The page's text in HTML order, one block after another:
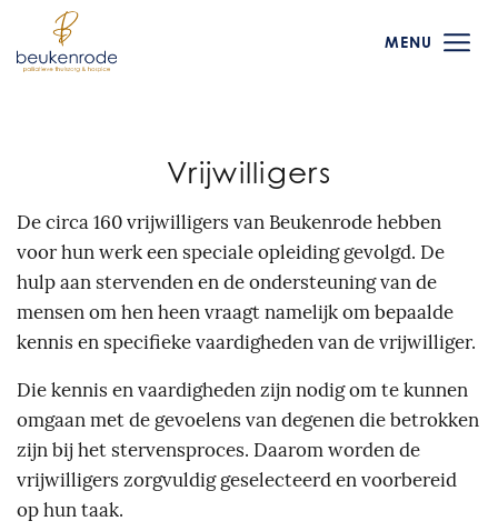
MENU
Vrijwilligers
De circa 160 vrijwilligers van Beukenrode hebben
voor hun werk een speciale opleiding gevolgd. De
hulp aan stervenden en de ondersteuning van de
mensen om hen heen vraagt namelijk om bepaalde
kennis en specifieke vaardigheden van de vrijwilliger.
Die kennis en vaardigheden zijn nodig om te kunnen
omgaan met de gevoelens van degenen die betrokken
zijn bij het stervensproces. Daarom worden de
vrijwilligers zorgvuldig geselecteerd en voorbereid
op hun taak.